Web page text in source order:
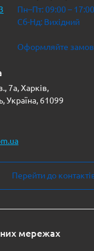
Пн–Пт: 09:00 – 17:00
Сб-Нд: Вихідний
Оформляйте
7а, Харків,
Україна, 61099
Перейти до
мережах